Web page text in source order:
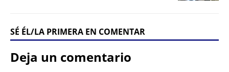
SÉ ÉL/LA PRIMERA EN COMENTAR
Deja un comentario